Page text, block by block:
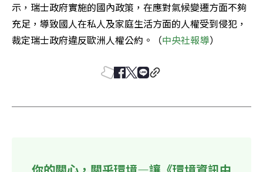
示，瑞士政府實施的國內政策，在應對氣候變遷方面不夠
充足，導致國人在私人及家庭生活方面的人權受到侵犯，
裁定瑞士政府違反歐洲人權公約。（中央社報導）